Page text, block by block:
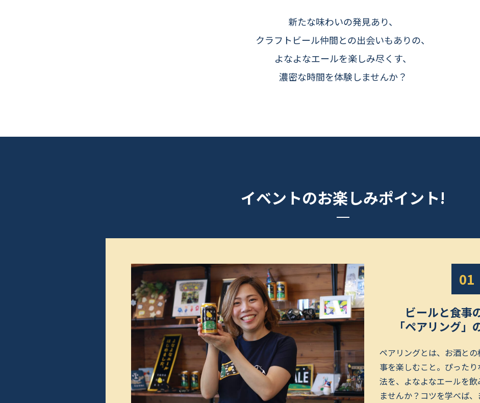
新たな味わいの発見あり、
クラフトビール仲間との出会いもありの、
よなよなエールを楽しみ尽くす、
濃密な時間を体験しませんか？
イベントのお楽しみポイント!
01
ビールと食事
「ペアリング」
ペアリングとは、お酒と
事を楽しむこと。ぴった
法を、よなよなエールを
ませんか？コツを学べば